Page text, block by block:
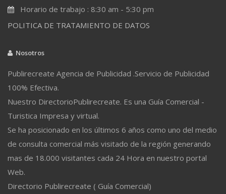
Horario de trabajo : 8:30 am - 5:30 pm
POLITICA DE TRATAMIENTO DE DATOS
Nosotros
Publirecreate Agencia de Publicidad .Servicio de Publicidad
100% Efectiva.
Nuestro DirectorioPublirecreate. Es una Guía Comercial -
Turistica Impresa y virtual.
Se ha posicionado en los últimos 6 años como uno del medio
de consulta comercial más visitado de la región generando
mas de 18.000 visitantes cada 24 Hora en nuestro portal
Web.
Directorio Publirecreate ( Guía Comercial)